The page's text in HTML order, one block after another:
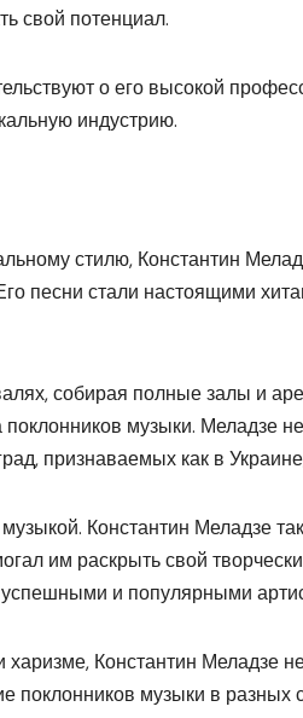
свой потенциал.
о его высокой
индустрию.
стилю, Константин
песни стали настоящими
собирая полные залы и
музыки. Меладзе
признаваемых как в
Константин Меладзе
им раскрыть свой
и популярными
Константин Меладзе
поклонников музыки в разных